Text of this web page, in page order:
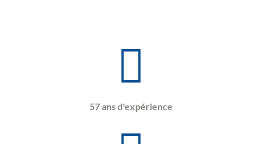
57 ans d'expérience